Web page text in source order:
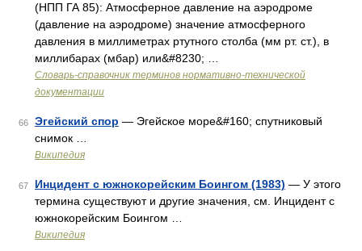
(НПП ГА 85): Атмосферное давление на аэродроме
(давление на аэродроме) значение атмосферного
давления в миллиметрах ртутного столба (мм рт. ст.), в
миллибарах (мбар) или&#8230; …
Словарь-справочник терминов нормативно-технической
документации
66 Эгейский спор — Эгейское море&#160; спутниковый
снимок …
Википедия
67 Инцидент с южнокорейским Боингом (1983) — У этого
термина существуют и другие значения, см. Инцидент с
южнокорейским Боингом …
Википедия